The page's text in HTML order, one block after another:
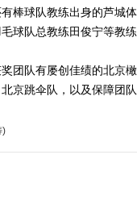
棒球队教练出身的芦城
球队总教练田俊宁等教
队有屡创佳绩的北京橄
京跳伞队，以及保障团
)